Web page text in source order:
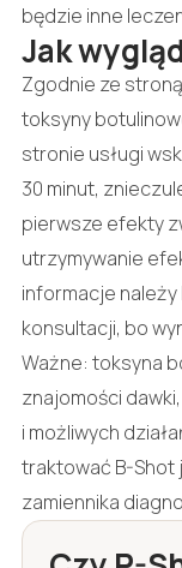
będzie inne
Jak
Zgodnie ze
toksyny
stronie usługi
30 minut,
pierwsze efekty
utrzymywanie
informacje
konsultacji, bo
Ważne: toksyna
znajomości
i możliwych
traktować B-Shot
zamiennika